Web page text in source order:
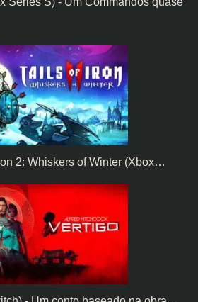
2: Whiskers of Winter (Xbox…